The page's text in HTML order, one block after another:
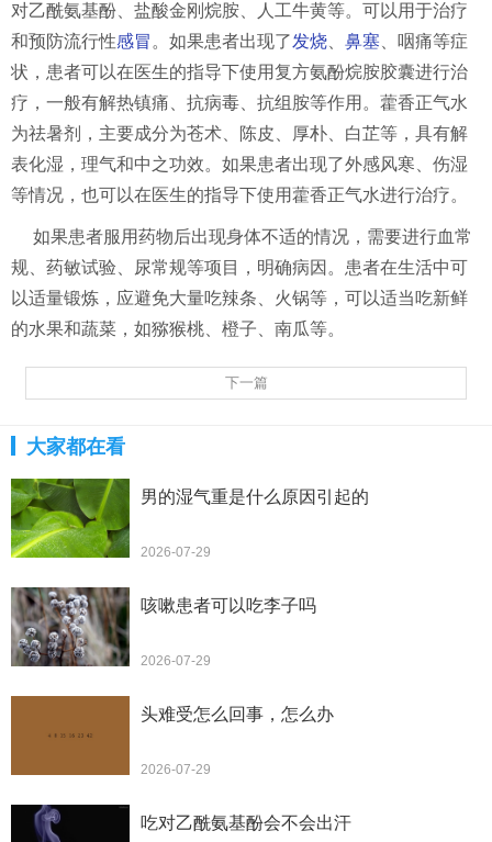
对乙酰氨基酚、盐酸金刚烷胺、人工牛黄等。可以用于治疗
和预防流行性感冒 。如果患者出现了发烧 鼻塞 、咽痛等症
状，患者可以在医生的指导下使用复方氨酚烷胺胶囊进行治
疗，一般有解热镇痛、抗病毒、抗组胺等作用。藿香正气水
为祛暑剂，主要成分为苍术、陈皮、厚朴、白芷等，具有解
表化湿，理气和中之功效。如果患者出现了外感风寒、伤湿
等情况，也可以在医生的指导下使用藿香正气水进行治疗。
如果患者服用药物后出现身体不适的情况，需要进行血常
规、药敏试验、尿常规等项目，明确病因。患者在生活中可
以适量锻炼，应避免大量吃辣条、火锅等，可以适当吃新鲜
的水果和蔬菜，如猕猴桃、橙子、南瓜等。
下一篇
大家都在看
男的湿气重是什么原因引起的
2026-07-29
咳嗽患者可以吃李子吗
2026-07-29
头难受怎么回事，怎么办
2026-07-29
吃对乙酰氨基酚会不会出汗